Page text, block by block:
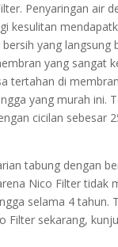
Penyaringan air
kesulitan
yang langsung
yang sangat
tertahan di
yang murah ini.
cicilan sebesar
tabung dengan
Nico Filter tidak
selama 4 tahun.
Filter sekarang,